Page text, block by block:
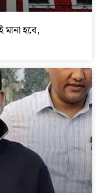
হবে,